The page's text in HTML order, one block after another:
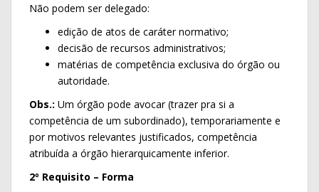
Não podem ser delegado:
edição de atos de caráter normativo;
decisão de recursos administrativos;
matérias de competência exclusiva do órgão ou
autoridade.
Obs.: Um órgão pode avocar (trazer pra si a
competência de um subordinado), temporariamente e
por motivos relevantes justificados, competência
atribuída a órgão hierarquicamente inferior.
2º Requisito – Forma